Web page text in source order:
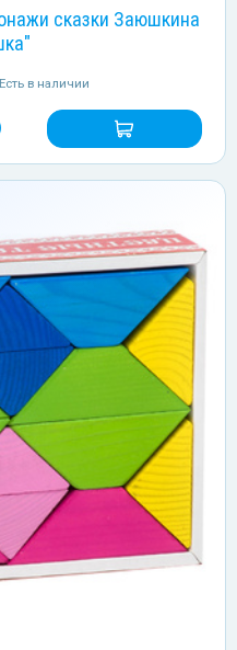
сказки Заюшкина
Есть в наличии